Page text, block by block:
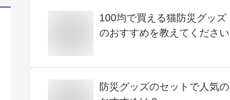
100均で買える猫防災グッズ
のおすすめを教えてください
防災グッズのセットで人気の